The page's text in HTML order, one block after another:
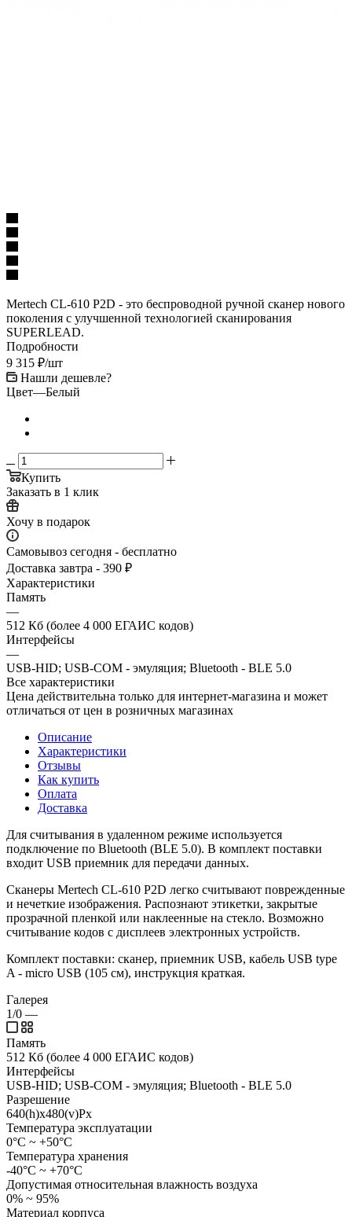
Mertech CL-610 P2D - это беспроводной ручной сканер нового
поколения c улучшенной технологией сканирования
SUPERLEAD.
Подробности
9 315 ₽/шт
Нашли дешевле?
Цвет—Белый
Купить
Заказать в 1 клик
Хочу в подарок
Самовывоз сегодня - бесплатно
Доставка завтра - 390 ₽
Характеристики
Память
—
512 Кб (более 4 000 ЕГАИС кодов)
Интерфейсы
—
USB-HID; USB-COM - эмуляция; Bluetooth - BLE 5.0
Все характеристики
Цена действительна только для интернет-магазина и может
отличаться от цен в розничных магазинах
Описание
Характеристики
Отзывы
Как купить
Оплата
Доставка
Для считывания в удаленном режиме используется
подключение по Bluetooth (BLE 5.0). В комплект поставки
входит USB приемник для передачи данных.
Сканеры Mertech CL-610 P2D легко считывают поврежденные
и нечеткие изображения. Распознают этикетки, закрытые
прозрачной пленкой или наклеенные на стекло. Возможно
считывание кодов с дисплеев электронных устройств.
Комплект поставки: сканер, приемник USB, кабель USB type
A - micro USB (105 см), инструкция краткая.
Галерея
1/0 —
Память
512 Кб (более 4 000 ЕГАИС кодов)
Интерфейсы
USB-HID; USB-COM - эмуляция; Bluetooth - BLE 5.0
Разрешение
640(h)х480(v)Px
Температура эксплуатации
0°С ~ +50°С
Температура хранения
-40°С ~ +70°С
Допустимая относительная влажность воздуха
0% ~ 95%
Материал корпуса